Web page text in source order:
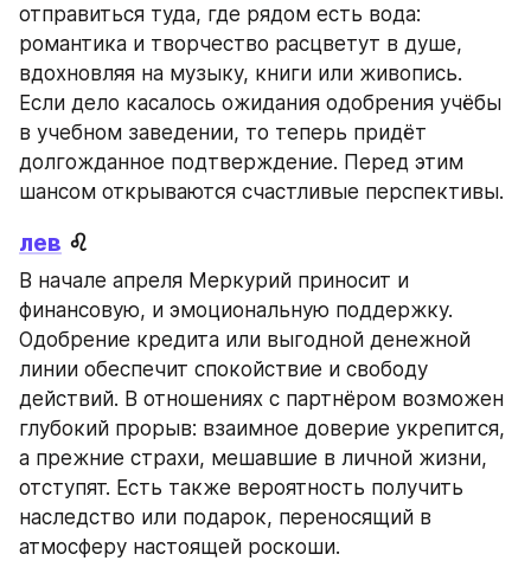
отправиться туда, где рядом есть вода:
романтика и творчество расцветут в душе,
вдохновляя на музыку, книги или живопись.
Если дело касалось ожидания одобрения учёбы
в учебном заведении, то теперь придёт
долгожданное подтверждение. Перед этим
шансом открываются счастливые перспективы.
лев ♌
В начале апреля Меркурий приносит и
финансовую, и эмоциональную поддержку.
Одобрение кредита или выгодной денежной
линии обеспечит спокойствие и свободу
действий. В отношениях с партнёром возможен
глубокий прорыв: взаимное доверие укрепится,
а прежние страхи, мешавшие в личной жизни,
отступят. Есть также вероятность получить
наследство или подарок, переносящий в
атмосферу настоящей роскоши.